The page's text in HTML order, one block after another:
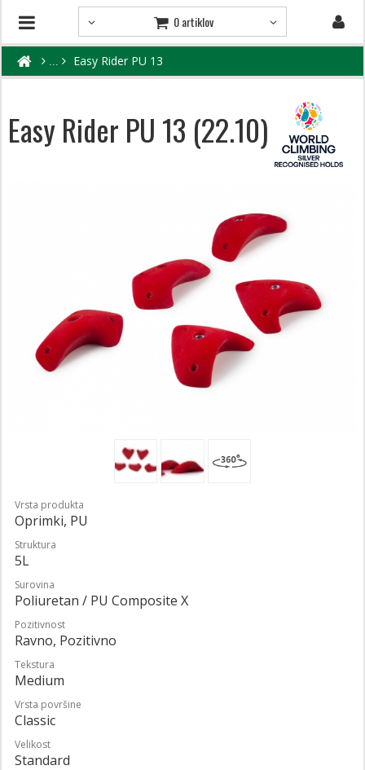
0 artiklov
Easy Rider PU 13
Easy Rider PU 13 (22.10)
Vrsta produkta
Oprimki, PU
Struktura
5L
Surovina
Poliuretan / PU Composite X
Pozitivnost
Ravno, Pozitivno
Tekstura
Medium
Vrsta površine
Classic
Velikost
Standard